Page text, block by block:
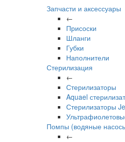
Запчасти и аксессуары
←
Присоски
Шланги
Губки
Наполнители
Стерилизация
←
Стерилизаторы
Aquael
Стерилизаторы
Помпы (водяные
←